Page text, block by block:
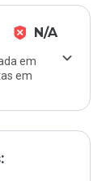
N/A
em
em